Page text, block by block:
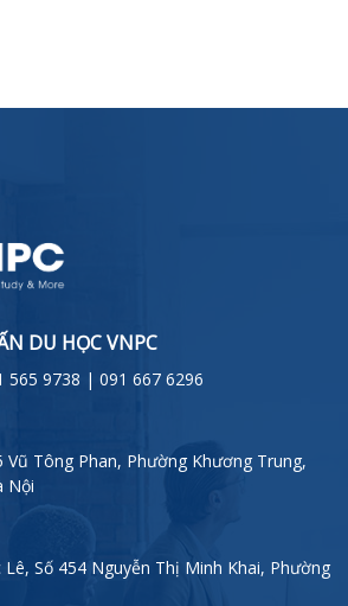
DU HỌC VNPC
565 9738 | 091 667 6296
Vũ Tông Phan, Phường Khương Trung,
Nội
Số 454 Nguyễn Thị Minh Khai, Phường